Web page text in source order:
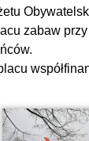
zabaw przy